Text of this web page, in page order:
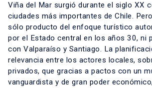
Viña del Mar surgió durante el siglo XX
ciudades más importantes de Chile.
sólo producto del enfoque turístico
por el Estado central en los años 30, ni
con Valparaíso y Santiago. La
relevancia entre los actores locales,
privados, que gracias a pactos con un
vanguardista y de gran poder